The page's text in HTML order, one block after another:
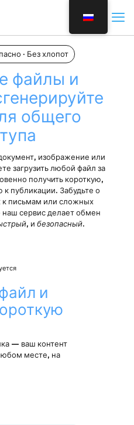
· Без хлопот
файлы и
общего
изображение или
загрузить любой файл за
получить короткую,
публикации. Забудьте о
к письмам или сложных
сервис делает обмен
, и безопасный.
и
— ваш контент
месте, на